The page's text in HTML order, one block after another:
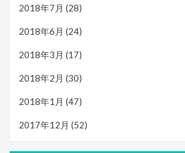
2018年7月 (28)
2018年6月 (24)
2018年3月 (17)
2018年2月 (30)
2018年1月 (47)
2017年12月 (52)